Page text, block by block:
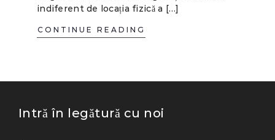
indiferent de locația fizică a […]
CONTINUE READING
Intră în legătură cu noi